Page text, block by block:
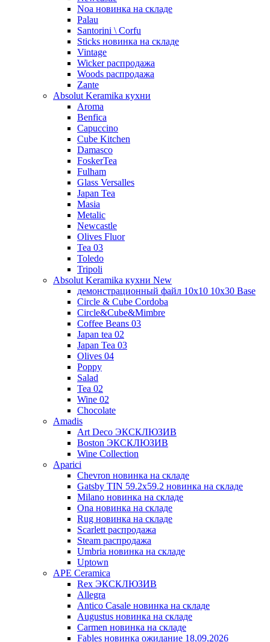
Noa новинка на складе
Palau
Santorini \ Corfu
Sticks новинка на складе
Vintage
Wicker распродажа
Woods распродажа
Zante
Absolut Keramika кухни
Aroma
Benfica
Capuccino
Cube Kitchen
Damasco
FoskerTea
Fulham
Glass Versalles
Japan Tea
Masia
Metalic
Newcastle
Olives Fluor
Tea 03
Toledo
Tripoli
Absolut Keramika кухни New
демонстрационный файл 10x10 10x30 Base
Circle & Cube Cordoba
Circle&Cube&Mimbre
Coffee Beans 03
Japan tea 02
Japan Tea 03
Olives 04
Poppy
Salad
Tea 02
Wine 02
Chocolate
Amadis
Art Deco ЭКСКЛЮЗИВ
Boston ЭКСКЛЮЗИВ
Wine Collection
Aparici
Chevron новинка на складе
Gatsby TIN 59.2x59.2 новинка на складе
Milano новинка на складе
Ona новинка на складе
Rug новинка на складе
Scarlett распродажа
Steam распродажа
Umbria новинка на складе
Uptown
APE Ceramica
Rex ЭКСКЛЮЗИВ
Allegra
Antico Casale новинка на складе
Augustus новинка на складе
Carmen новинка на складе
Fables новинка ожидание 18,09,2026